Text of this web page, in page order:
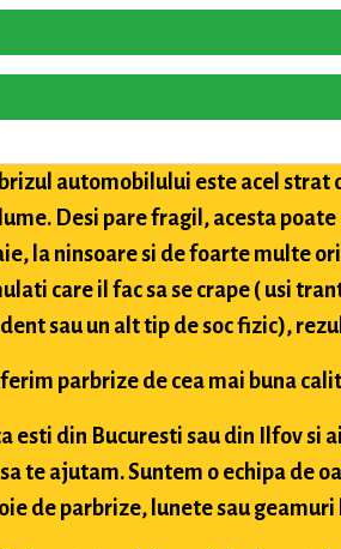
automobilului este acel strat
Desi pare fragil, acesta
la ninsoare si de foarte multe
care il fac sa se crape ( usi
sau un alt tip de soc fizic),
parbrize de cea mai buna
esti din Bucuresti sau din Ilfov si
te ajutam. Suntem o echipa de
de parbrize, lunete sau